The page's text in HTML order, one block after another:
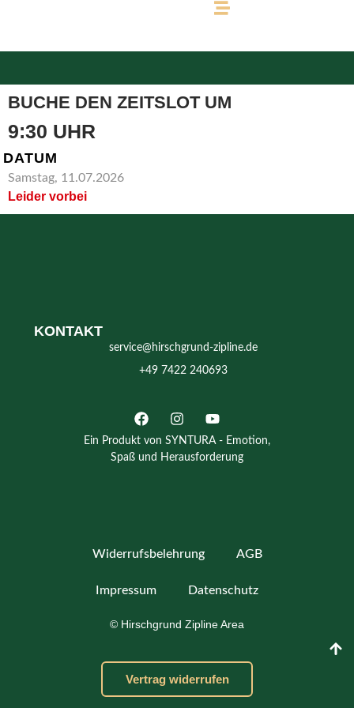
BUCHE DEN ZEITSLOT UM
9:30 UHR
DATUM
Samstag, 11.07.2026
Leider vorbei
Ein Produkt von SYNTURA - Emotion,
Spaß und Herausforderung
KONTAKT
service@hirschgrund-zipline.de
+49 7422 240693
Widerrufsbelehrung AGB
Impressum Datenschutz­
© Hirschgrund Zipline Area
Vertrag widerrufen